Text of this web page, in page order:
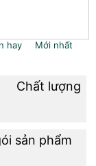
hay Mới nhất
Chất lượng
sản phẩm